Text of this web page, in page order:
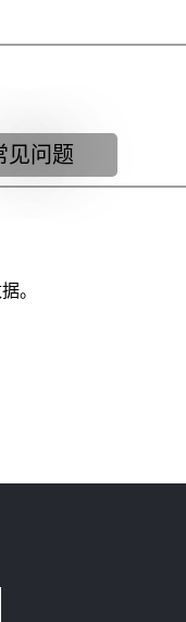
见问题
。